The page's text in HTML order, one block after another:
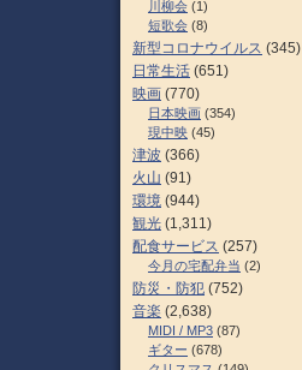
川柳会 (1)
短歌会 (8)
新型コロナウイルス (345)
日常生活 (651)
映画 (770)
日本映画 (354)
現中映 (45)
津波 (366)
火山 (91)
環境 (944)
観光 (1,311)
配食サービス (257)
今月の宅配弁当 (2)
防災・防犯 (752)
音楽 (2,638)
MIDI / MP3 (87)
ギター (678)